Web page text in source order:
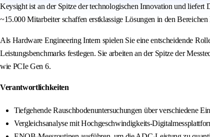
Keysight ist an der Spitze der technologischen Innovation und
~15.000 Mitarbeiter schaffen erstklassige Lösungen in den
Als Hardware Engineering Intern spielen Sie eine entscheidende
Leistungsbenchmarks festlegen. Sie arbeiten an der Spitze der
wie PCIe Gen 6.
Verantwortlichkeiten
Tiefgehende Rauschbodenuntersuchungen über verschiedene
Vergleichsanalyse mit Hochgeschwindigkeits-